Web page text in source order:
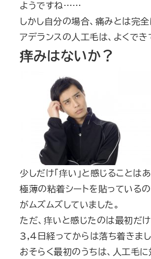
ようですね……
しかし自分の場合、痛みとは完全
アデランスの人工毛は、よくでき
痒みはないか？
少しだけ「痒い」と感じることはあ
極薄の粘着シートを貼っているの
がムズムズしていました。
ただ、痒いと感じたのは最初だけ
3,4日経ってからは落ち着きまし
おそらく最初のうちは、人工毛に